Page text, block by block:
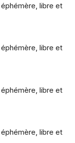
libre et
libre et
libre et
libre et